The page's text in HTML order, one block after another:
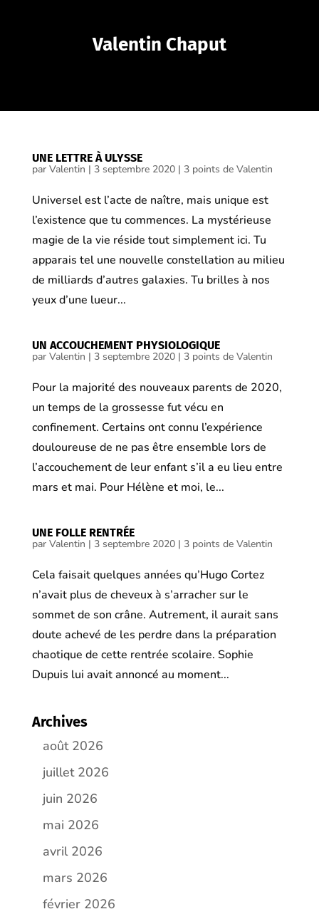
Valentin Chaput
UNE LETTRE À ULYSSE
par Valentin | 3 septembre 2020| 3 points de Valentin
Universel est l’acte de naître, mais unique est
l’existence que tu commences. La mystérieuse
magie de la vie réside tout simplement ici. Tu
apparais tel une nouvelle constellation au milieu
de milliards d’autres galaxies. Tu brilles à nos
yeux d’une lueur...
UN ACCOUCHEMENT PHYSIOLOGIQUE
par Valentin | 3 septembre 2020| 3 points de Valentin
Pour la majorité des nouveaux parents de 2020,
un temps de la grossesse fut vécu en
confinement. Certains ont connu l’expérience
douloureuse de ne pas être ensemble lors de
l’accouchement de leur enfant s’il a eu lieu entre
mars et mai. Pour Hélène et moi, le...
UNE FOLLE RENTRÉE
par Valentin | 3 septembre 2020| 3 points de Valentin
Cela faisait quelques années qu’Hugo Cortez
n’avait plus de cheveux à s’arracher sur le
sommet de son crâne. Autrement, il aurait sans
doute achevé de les perdre dans la préparation
chaotique de cette rentrée scolaire. Sophie
Dupuis lui avait annoncé au moment...
Archives
août 2026
juillet 2026
juin 2026
mai 2026
avril 2026
mars 2026
février 2026